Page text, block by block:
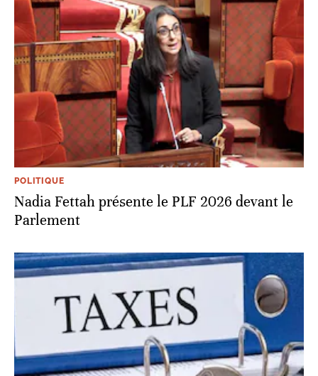
POLITIQUE
Nadia Fettah présente le PLF 2026 devant le
Parlement